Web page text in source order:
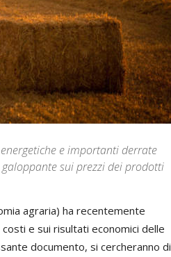
e importanti derrate
sui prezzi dei prodotti
agraria) ha recentemente
e sui risultati economici delle
documento, si cercheranno di